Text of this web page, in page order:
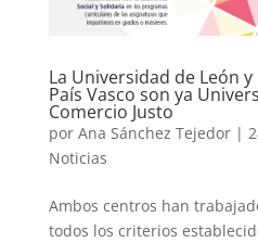
La Universidad de León
País Vasco son ya
Comercio Justo
por Ana Sánchez Tejedor|
Noticias
Ambos centros han
todos los criterios